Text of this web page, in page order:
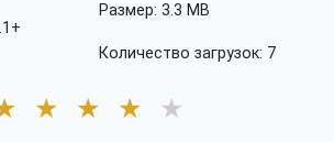
Размер: 3.3 MB
Количество загрузок: 7
★ ★ ★ ★